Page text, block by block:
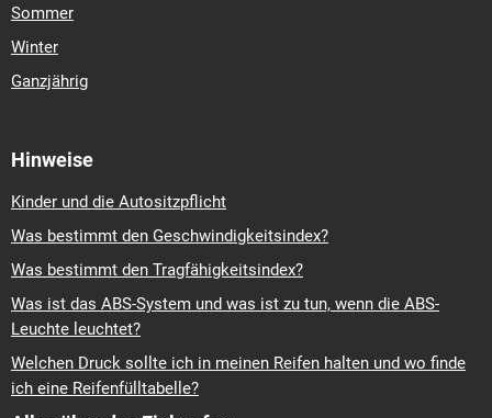
Sommer
Winter
Ganzjährig
Hinweise
Kinder und die Autositzpflicht
Was bestimmt den Geschwindigkeitsindex?
Was bestimmt den Tragfähigkeitsindex?
Was ist das ABS-System und was ist zu tun, wenn die ABS-
Leuchte leuchtet?
Welchen Druck sollte ich in meinen Reifen halten und wo finde
ich eine Reifenfülltabelle?